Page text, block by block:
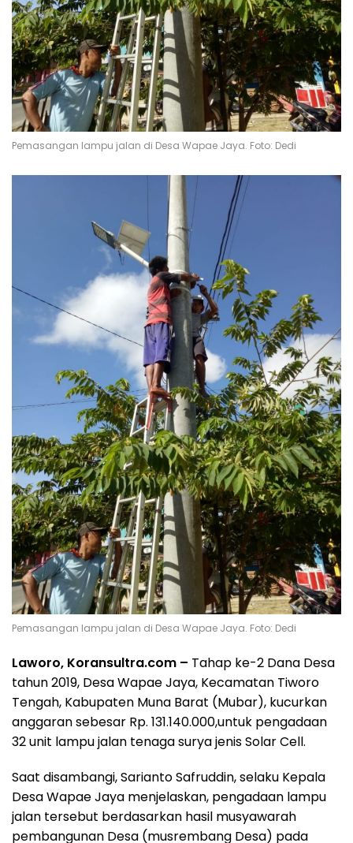
Pemasangan lampu jalan di Desa Wapae Jaya. Foto: Dedi
Pemasangan lampu jalan di Desa Wapae Jaya. Foto: Dedi
Laworo, Koransultra.com – Tahap ke-2 Dana Desa
tahun 2019, Desa Wapae Jaya, Kecamatan Tiworo
Tengah, Kabupaten Muna Barat (Mubar), kucurkan
anggaran sebesar Rp. 131.140.000,untuk pengadaan
32 unit lampu jalan tenaga surya jenis Solar Cell.
Saat disambangi, Sarianto Safruddin, selaku Kepala
Desa Wapae Jaya menjelaskan, pengadaan lampu
jalan tersebut berdasarkan hasil musyawarah
pembangunan Desa (musrembang Desa) pada